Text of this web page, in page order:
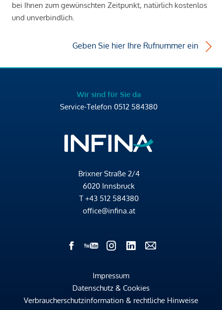
bei Ihnen zum gewünschten Zeitpunkt, natürlich kostenlos
und unverbindlich.
Geben Sie hier Ihre Rufnummer ein
Wir sind für Sie da
Service-Telefon 0512 584380
Brixner Straße 2/4
6020 Innsbruck
T +43 512 584380
office@infina.at
Impressum
Datenschutz & Cookies
Verbraucherschutzinformation & rechtliche Hinweise